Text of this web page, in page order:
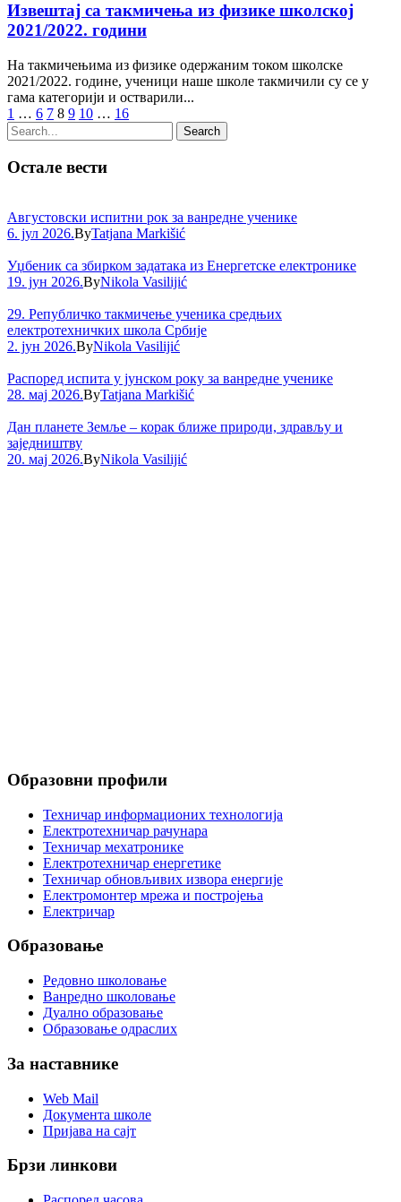
Извештај са такмичења из физике школској
2021/2022. години
На такмичењима из физике одержаним током школске
2021/2022. године, ученици наше школе такмичили су се у
гама категорији и остварили...
1 … 6 7 8 9 10 … 16
Остале вести
Августовски испитни рок за ванредне ученике
6. јул 2026.ByTatjana Markišić
Уџбеник са збирком задатака из Енергетске електронике
19. јун 2026.ByNikola Vasilijić
29. Републичко такмичење ученика средњих
електротехничких школа Србије
2. јун 2026.ByNikola Vasilijić
Распоред испита у јунском року за ванредне ученике
28. мај 2026.ByTatjana Markišić
Дан планете Земље – корак ближе природи, здрављу и
заједништву
20. мај 2026.ByNikola Vasilijić
Образовни профили
Техничар информационих технологија
Електротехничар рачунара
Техничар мехатронике
Електротехничар енергетике
Техничар обновљивих извора енергије
Електромонтер мрежа и постројења
Електричар
Образовање
Редовно школовање
Ванредно школовање
Дуално образовање
Образовање одраслих
За наставнике
Web Mail
Документа школе
Пријава на сајт
Брзи линкови